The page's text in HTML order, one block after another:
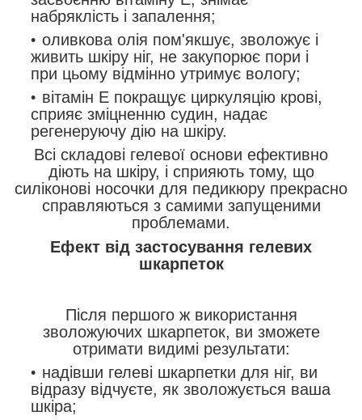
набряклість і запалення;
оливкова олія пом'якшує, зволожує і
живить шкіру ніг, не закупорює пори і
при цьому відмінно утримує вологу;
вітамін Е покращує циркуляцію крові,
сприяє зміцненню судин, надає
регенеруючу дію на шкіру.
Всі складові гелевої основи ефективно
діють на шкіру, і сприяють тому, що
силіконові носочки для педикюру прекрасно
справляються з самими запущеними
проблемами.
Ефект від застосування гелевих
шкарпеток
Після першого ж використання
зволожуючих шкарпеток, ви зможете
отримати видимі результати:
надівши гелеві шкарпетки для ніг, ви
відразу відчуєте, як зволожується ваша
шкіра;